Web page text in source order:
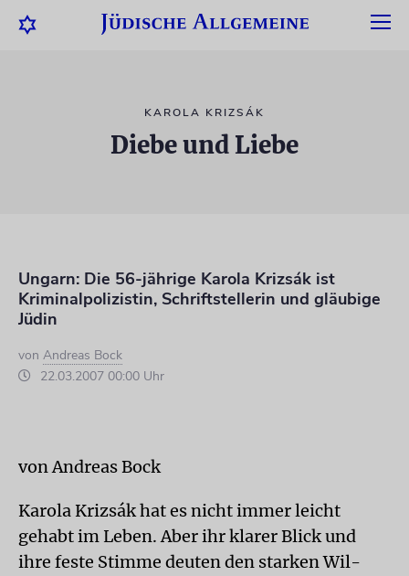
KAROLA KRIZSÁK
Diebe und Liebe
Ungarn: Die 56-jährige Karola Krizsák ist
Kriminalpolizistin, Schriftstellerin und gläubige
Jüdin
von Andreas Bock
22.03.2007 00:00 Uhr
von Andreas Bock
Karola Krizsák hat es nicht immer leicht
gehabt im Leben. Aber ihr klarer Blick und
ihre feste Stimme deuten den starken Wil-